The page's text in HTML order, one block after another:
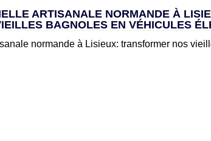
ARTISANALE NORMANDE À
BAGNOLES EN VÉHICULES